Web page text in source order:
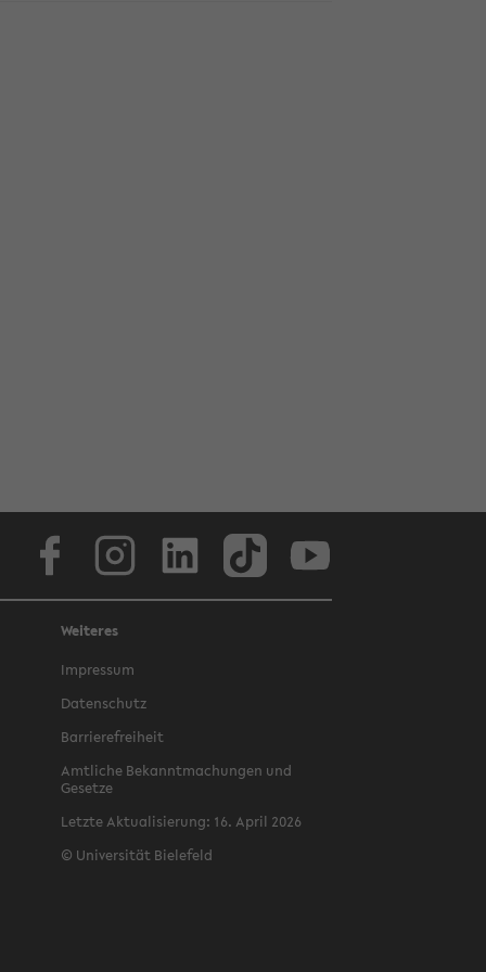
Face­book LinkedIn
Weiteres
Im­pres­sum
Daten­schutz
Bar­ri­ere­frei­heit
Amtliche Bekan­nt­machun­gen und
Gesetze
Let­zte Ak­tu­al­isierung: 16. April 2026
© Uni­ver­sität Biele­feld